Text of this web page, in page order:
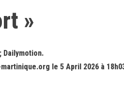
»
le 5 April 2026 à